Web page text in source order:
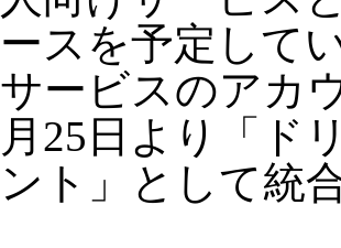
ースを予定して
サービスのアカ
月25日より「ド
ント」として統